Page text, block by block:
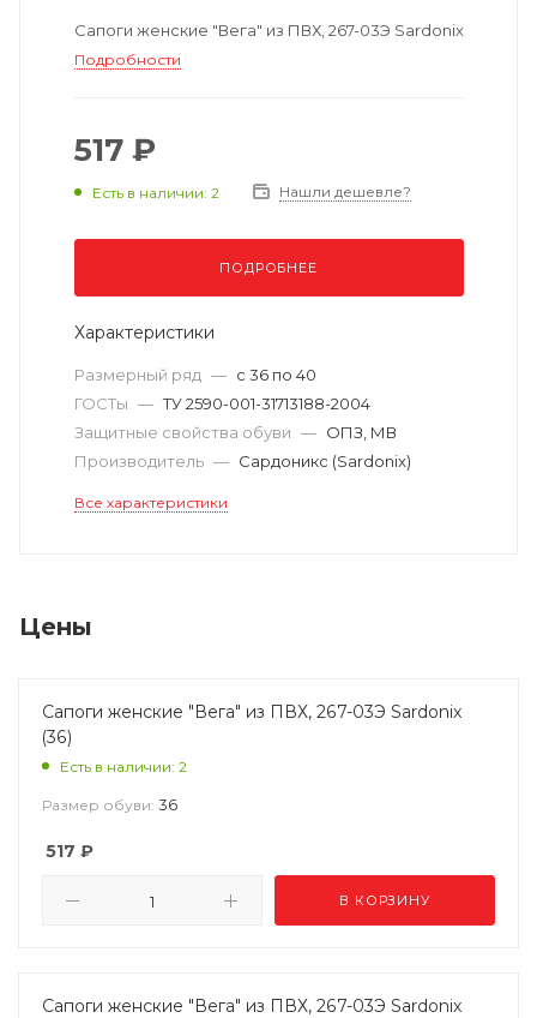
Сапоги женские "Вега" из ПВХ, 267-03Э Sardonix
Подробности
517 ₽
Есть в наличии: 2 Нашли дешевле?
ПОДРОБНЕЕ
Характеристики
Размерный ряд — с 36 по 40
ГОСТы — ТУ 2590-001-31713188-2004
Защитные свойства обуви — ОПЗ, МВ
Производитель — Сардоникс (Sardonix)
Все характеристики
Цены
Сапоги женские "Вега" из ПВХ, 267-03Э Sardonix
(36)
Есть в наличии: 2
Размер обуви: 36
517 ₽
В КОРЗИНУ
Сапоги женские "Вега" из ПВХ, 267-03Э Sardonix